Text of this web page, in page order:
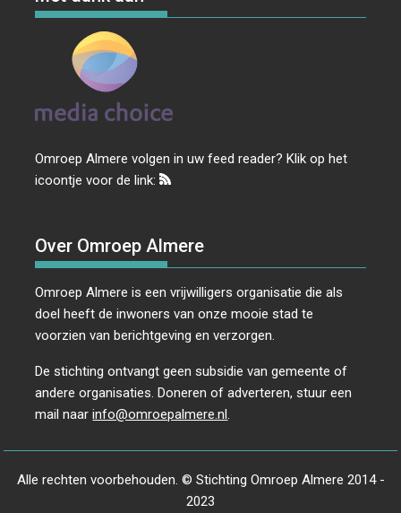
Omroep Almere volgen in uw feed reader? Klik op het
icoontje voor de link:
Over Omroep Almere
Omroep Almere is een vrijwilligers organisatie die als
doel heeft de inwoners van onze mooie stad te
voorzien van berichtgeving en verzorgen.
De stichting ontvangt geen subsidie van gemeente of
andere organisaties. Doneren of adverteren, stuur een
mail naarinfo@omroepalmere.nl.
Alle rechten voorbehouden. © Stichting Omroep Almere 2014 -
2023